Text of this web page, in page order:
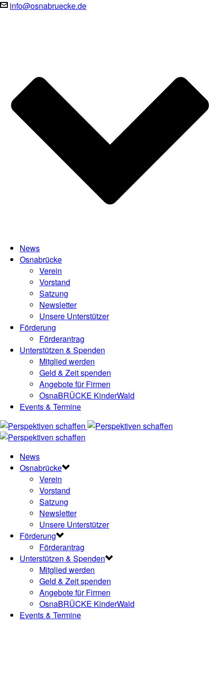
info@osnabruecke.de
News
Osnabrücke
Verein
Vorstand
Satzung
Newsletter
Unsere Unterstützer
Förderung
Förderantrag
Unterstützen & Spenden
Mitglied werden
Geld & Zeit spenden
Angebote für Firmen
OsnaBRÜCKE KinderWald
Events & Termine
News
Osnabrücke
Verein
Vorstand
Satzung
Newsletter
Unsere Unterstützer
Förderung
Förderantrag
Unterstützen & Spenden
Mitglied werden
Geld & Zeit spenden
Angebote für Firmen
OsnaBRÜCKE KinderWald
Events & Termine